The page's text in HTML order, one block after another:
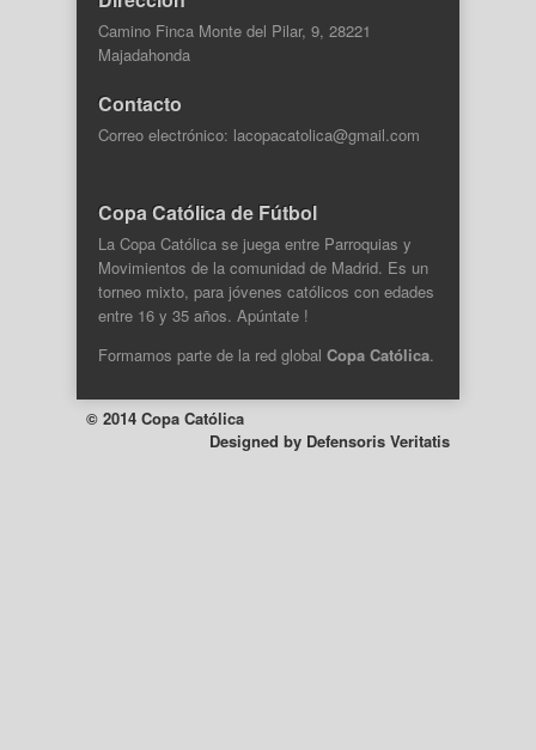
Camino Finca Monte del Pilar, 9, 28221
Majadahonda
Contacto
Correo electrónico: lacopacatolica@gmail.com
Copa Católica de Fútbol
La Copa Católica se juega entre Parroquias y
Movimientos de la comunidad de Madrid. Es un
torneo mixto, para jóvenes católicos con edades
entre 16 y 35 años. Apúntate !
Formamos parte de la red global Copa Católica.
© 2014 Copa Católica
Designed by Defensoris Veritatis